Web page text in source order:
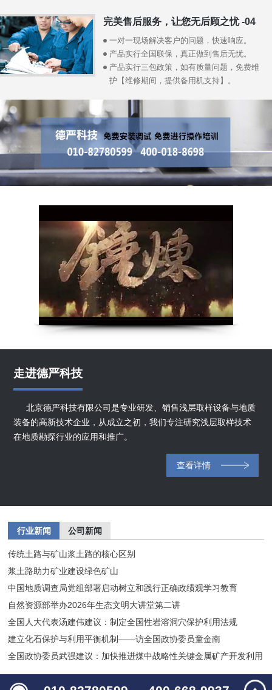
完美售后服务，让您无后顾之忧 -04
一对一现场解决客户的问题，快速响应。
产品实行全国联保，真正做到售后无忧。
产品实行三包政策，如有质量问题，免费维
护【维修期间，提供备用机支持】。
走进德严科技
北京德严科技有限公司是专业研发、销售浅层取样设备与地质
装备的高新技术企业，从成立之初，我们专注研究浅层取样技术
在地质勘探行业的应用和推广。
查看详情
行业新闻 公司新闻
传统土路与矿山浆土路的核心区别
浆土路助力矿业建设绿色矿山
中国地质调查局党组部署启动树立和践行正确政绩观学习教育
自然资源部举办2026年生态文明大讲堂第二讲
全国人大代表汤建伟建议：制定全国性岩溶洞穴保护利用法规
建立化石保护与利用平衡机制——访全国政协委员童金南
全国政协委员武强建议：加快推进煤中战略性关键金属矿产开发利用